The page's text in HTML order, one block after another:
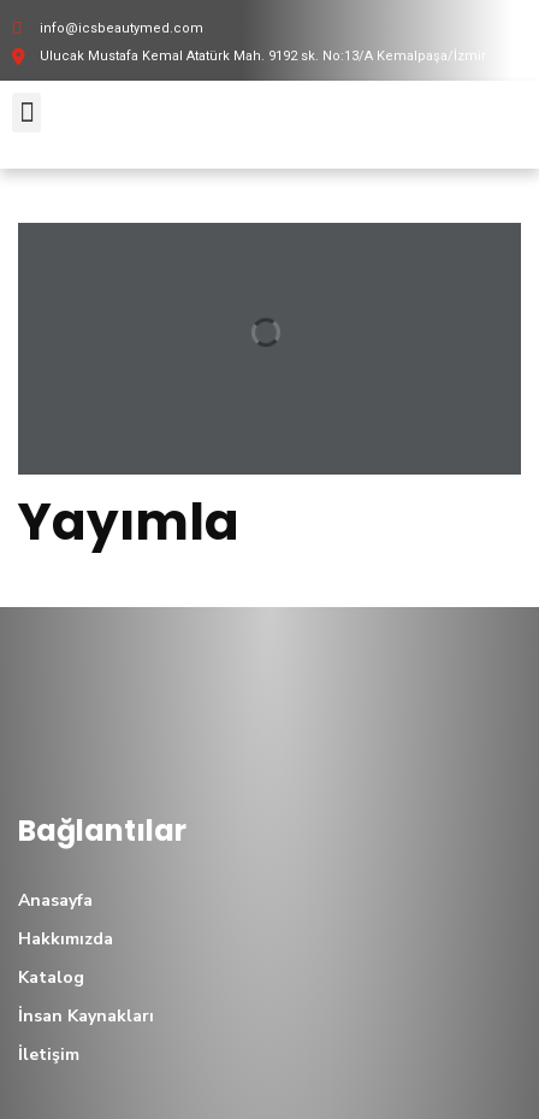
info@icsbeautymed.com
Ulucak Mustafa Kemal Atatürk Mah. 9192 sk. No:13/A Kemalpaşa/İzmir
Yayımla
Bağlantılar
Anasayfa
Hakkımızda
Katalog
İnsan Kaynakları
İletişim